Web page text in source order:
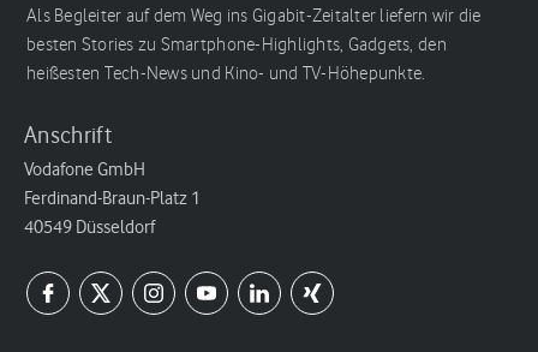
Als Begleiter auf dem Weg ins Gigabit-Zeitalter liefern wir die
besten Stories zu Smartphone-Highlights, Gadgets, den
heißesten Tech-News und Kino- und TV-Höhepunkte.
Anschrift
Vodafone GmbH
Ferdinand-Braun-Platz 1
40549 Düsseldorf